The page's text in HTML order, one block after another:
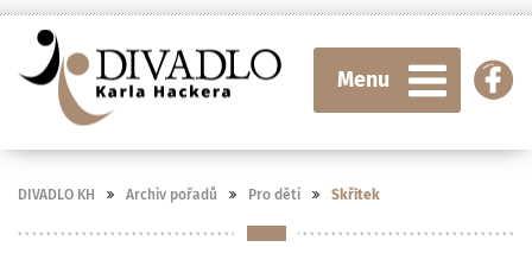
Menu
DIVADLO KH Archiv pořadů Pro děti Skřítek